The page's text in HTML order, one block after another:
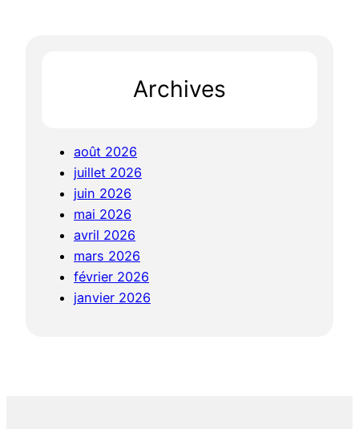
Archives
août 2026
juillet 2026
juin 2026
mai 2026
avril 2026
mars 2026
février 2026
janvier 2026